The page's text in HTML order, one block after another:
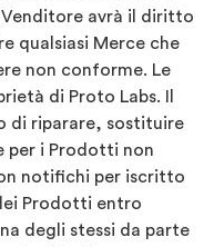
avrà il diritto
qualsiasi Merce che
non conforme. Le
di Proto Labs. Il
di riparare, sostituire
per i Prodotti non
notifichi per iscritto
Prodotti entro
degli stessi da parte